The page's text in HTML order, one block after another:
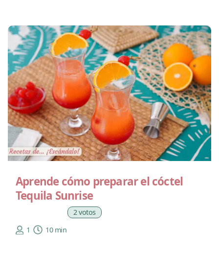
Aprende cómo preparar el cóctel
Tequila Sunrise
2 votos
1
10 min